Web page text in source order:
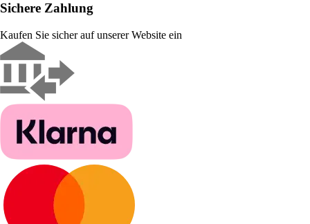
Sichere Zahlung
Kaufen Sie sicher auf unserer Website ein